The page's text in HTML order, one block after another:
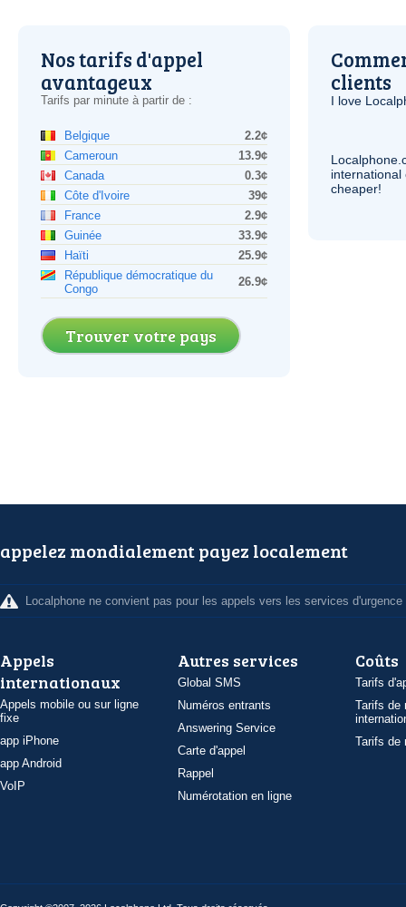
Nos tarifs d'appel
avantageux
Tarifs par minute à partir de :
Belgique
2.2¢
Cameroun
13.9¢
Canada
0.3¢
Côte d'Ivoire
39¢
France
2.9¢
Guinée
33.9¢
Haïti
25.9¢
République démocratique du
Congo
26.9¢
Trouver votre pays
clients
I love
international
cheaper!
appelez mondialement payez localement
Localphone ne convient pas pour les appels vers les services d'urgence
Appels
internationaux
Appels mobile ou sur ligne
fixe
app iPhone
app Android
VoIP
Autres services
Global SMS
Numéros entrants
Answering Service
Carte d'appel
Rappel
Numérotation en ligne
Coûts
Tarifs
Tarifs de
Tarifs de